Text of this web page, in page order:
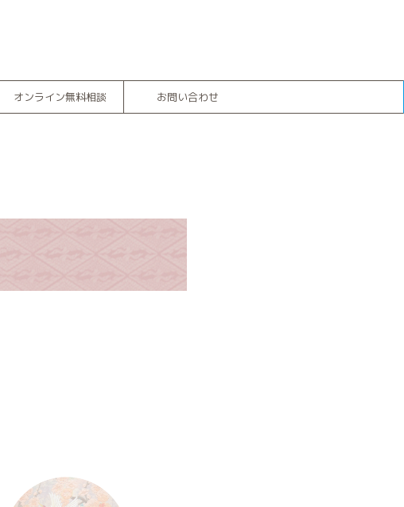
オンライン無料相談 お問い合わせ